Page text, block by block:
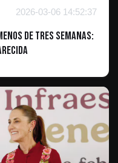
2026-03-06 14:52:37
de tres semanas: